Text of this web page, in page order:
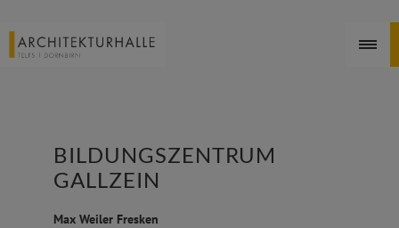
BILDUNGSZENTRUM
GALLZEIN
Max Weiler Fresken